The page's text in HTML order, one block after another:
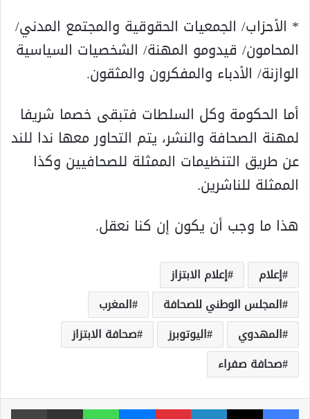
* الأحزاب/ الجمعيات الحقوقية والمجتمع المدني/
المحامون/ قيدومو المهنة/ الشخصيات السياسية
الوازنة/ الأدباء والمفكرون والمثقون.
أما الحكومة وكل السلطات فتبقى خصما شريفا
لمهنة الصحافة والنشر، يتم التحاور معها ندا للند
عن طريق التنظيمات الممثلة للصحافيين وكذا
الممثلة للناشرين.
هذا ما وجب أن يكون إن كنا نعقل.
إعلام
إعلام الابتزاز
المجلس الوطني للصحافة
المغرب
المهدوي
اليوتوبرز
صحافة الابتزاز
صحافة صفراء
فيسبوك ‫X لينكدإن بينتيريست ماسنجر واتساب مشاركة عبر البريد